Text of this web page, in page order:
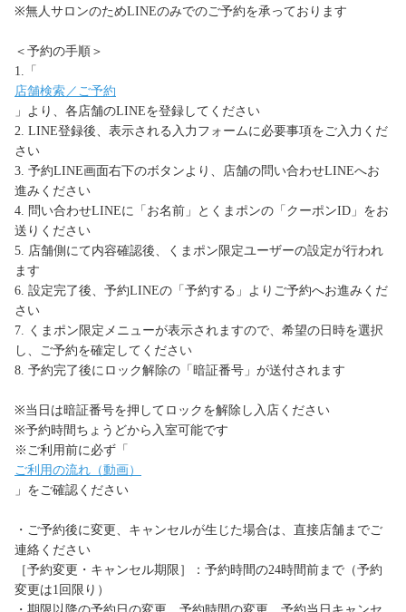
※無人サロンのためLINEのみでのご予約を承っております
＜予約の手順＞
1.「
店舗検索／ご予約
」より、各店舗のLINEを登録してください
2. LINE登録後、表示される入力フォームに必要事項をご入力くだ
さい
3. 予約LINE画面右下のボタンより、店舗の問い合わせLINEへお
進みください
4. 問い合わせLINEに「お名前」とくまポンの「クーポンID」をお
送りください
5. 店舗側にて内容確認後、くまポン限定ユーザーの設定が行われ
ます
6. 設定完了後、予約LINEの「予約する」よりご予約へお進みくだ
さい
7. くまポン限定メニューが表示されますので、希望の日時を選択
し、ご予約を確定してください
8. 予約完了後にロック解除の「暗証番号」が送付されます
※当日は暗証番号を押してロックを解除し入店ください
※予約時間ちょうどから入室可能です
※ご利用前に必ず「
ご利用の流れ（動画）
」をご確認ください
・ご予約後に変更、キャンセルが生じた場合は、直接店舗までご
連絡ください
［予約変更・キャンセル期限］：予約時間の24時間前まで（予約
変更は1回限り）